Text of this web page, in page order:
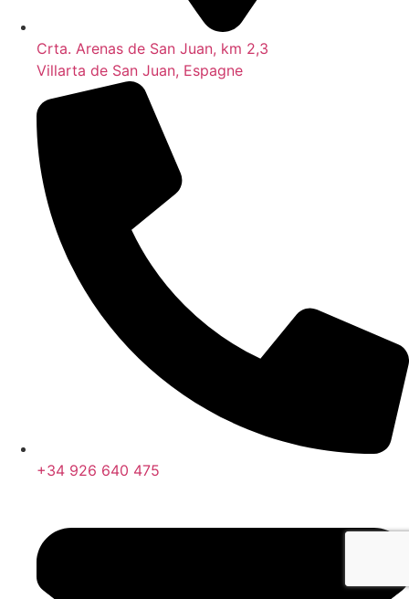
Crta. Arenas de San Juan, km 2,3
Villarta de San Juan, Espagne
+34 926 640 475